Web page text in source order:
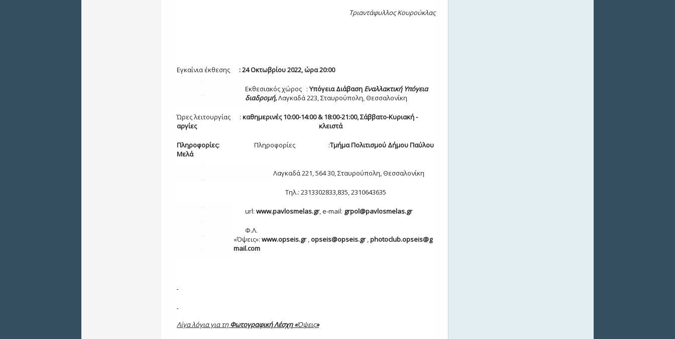
Τριαντάφυλλος Κουρούκλας
Εγκαίνια έκθεσης :24 Οκτωβρίου 2022, ώρα 20:00
Εκθεσιακός χώρος :Υπόγεια Διάβαση Εναλλακτική Υπόγεια
διαδρομή,Λαγκαδά 223, Σταυρούπολη, Θεσσαλονίκη
Ώρες λειτουργίας : καθημερινές 10:00-14:00 & 18:00-21:00, Σάββατο-Κυριακή -
αργίες
κλειστά
Πληροφορίες: Πληροφορίες :Τμήμα Πολιτισμού Δήμου Παύλου
Μελά
Λαγκαδά 221, 564 30, Σταυρούπολη, Θεσσαλονίκη
Τηλ.: 2313302833,835, 2310643635
url: www.pavlosmelas.gr,e-mail: grpol@pavlosmelas.gr
Φ.Λ.
«Όψεις»:www.opseis.gr, opseis@opseis.gr ,photoclub.opseis@g
mail.com
Λίγα λόγια για τηΦωτογραφική Λέσχη «Όψεις»